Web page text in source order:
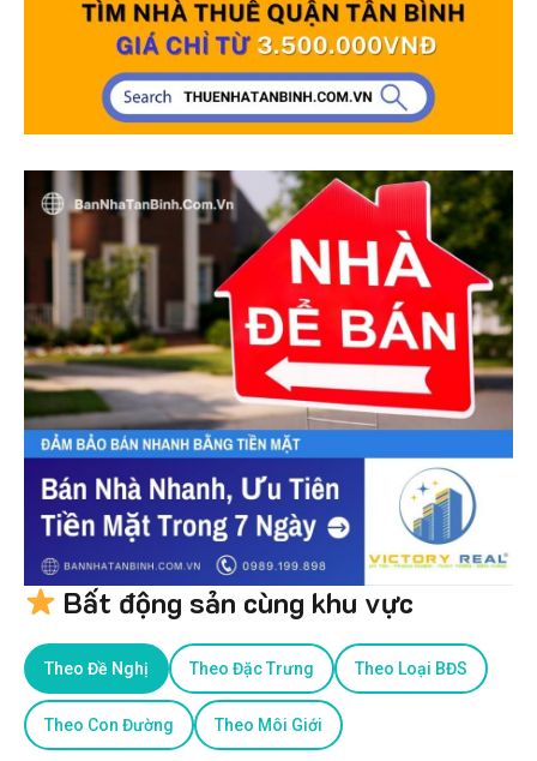
Bất động sản cùng khu vực
Theo Đề Nghị Theo Đặc Trưng Theo Loại BĐS
Theo Con Đường Theo Môi Giới